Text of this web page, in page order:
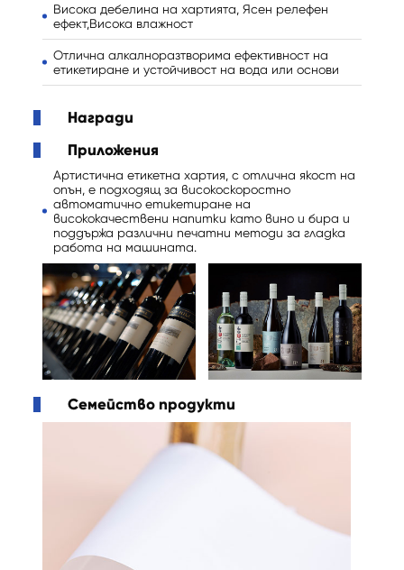
Висока дебелина на хартията, Ясен релефен
ефект,Висока влажност
Отлична алкалноразтворима ефективност на
етикетиране и устойчивост на вода или основи
Награди
Приложения
Артистична етикетна хартия, с отлична якост на
опън, е подходящ за високоскоростно
автоматично етикетиране на
висококачествени напитки като вино и бира и
поддържа различни печатни методи за гладка
работа на машината.
Семейство продукти